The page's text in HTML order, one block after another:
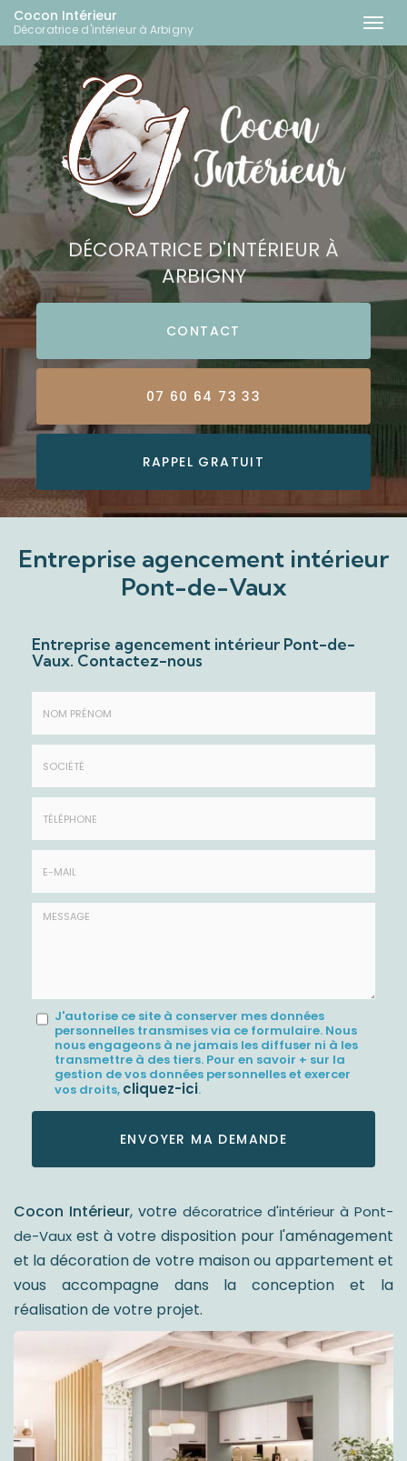
Aller
au
contenu
principal
Cocon Intérieur
Décoratrice d'intérieur à Arbigny
DÉCORATRICE D'INTÉRIEUR À
ARBIGNY
CONTACT
07 60 64 73 33
RAPPEL GRATUIT
Entreprise agencement intérieur
Pont-de-Vaux
Entreprise agencement intérieur Pont-de-
Vaux. Contactez-nous
Nom
Prénom
Société
Téléphone
E-
Message
J'autorise ce site à conserver mes données
personnelles transmises via ce formulaire. Nous
nous engageons à ne jamais les diffuser ni à les
transmettre à des tiers. Pour en savoir + sur la
gestion de vos données personnelles et exercer
vos droits, cliquez-ici.
Acceptation
*
ENVOYER MA DEMANDE
Cocon Intérieur, votre décoratrice d'intérieur à Pont-
de-Vaux est à votre disposition pour l'aménagement
et la décoration de votre maison ou appartement et
vous accompagne dans la conception et la
réalisation de votre projet.